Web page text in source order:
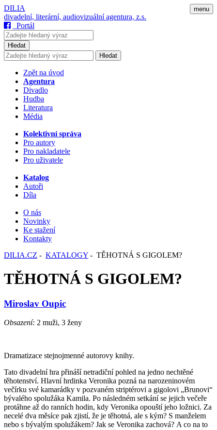
menu
DILIA
divadelní, literární, audiovizuální agentura, z.s.
Portál
Hledat
Hledat
Zpět na úvod
Agentura
Divadlo
Hudba
Literatura
Média
Kolektivní správa
Pro autory
Pro nakladatele
Pro uživatele
Katalog
Autoři
Díla
O nás
Novinky
Ke stažení
Kontakty
DILIA.CZ - KATALOGY - TĚHOTNÁ S GIGOLEM?
TĚHOTNÁ S GIGOLEM?
Miroslav Oupic
Obsazení: 2 muži, 3 ženy
Dramatizace stejnojmenné autorovy knihy.
Tato divadelní hra přináší netradiční pohled na jedno nechtěné
těhotenství. Hlavní hrdinka Veronika pozná na narozeninovém
večírku své kamarádky v pozvaném striptérovi a gigolovi „Brunovi“
bývalého spolužáka Kamila. Po následném setkání se jejich večeře
protáhne až do ranních hodin, kdy Veronika opouští jeho ložnici. Za
necelé dva měsíce pak zjistí, že je těhotná, ale s kým? S manželem
nebo s bývalým spolužákem? Jak se Veronika zachová? A co na to